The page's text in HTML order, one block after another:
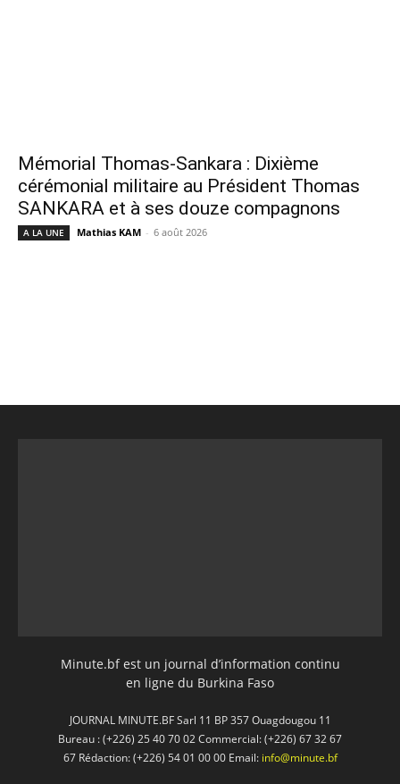
Mémorial Thomas-Sankara : Dixième
cérémonial militaire au Président Thomas
SANKARA et à ses douze compagnons
A LA UNE Mathias KAM - 6 août 2026
Minute.bf est un journal d’information continu
en ligne du Burkina Faso
JOURNAL MINUTE.BF Sarl 11 BP 357 Ouagdougou 11
Bureau : (+226) 25 40 70 02 Commercial: (+226) 67 32 67
67 Rédaction: (+226) 54 01 00 00 Email: info@minute.bf